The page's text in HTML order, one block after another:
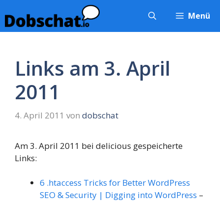
Inhalt
springen
Menü
Links am 3. April
2011
4. April 2011 von dobschat
Am 3. April 2011 bei delicious gespeicherte
Links:
6 .htaccess Tricks for Better WordPress
SEO & Security | Digging into WordPress –